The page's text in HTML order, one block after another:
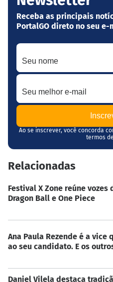
Receba as principais
PortalGO direto no seu e-
Seu nome
Seu melhor e-mail
Ao se inscrever, você concorda
termos
Relacionadas
Festival X Zone reúne vozes
Dragon Ball e One Piece
Ana Paula Rezende é a vice
ao seu candidato. E os
Daniel Vilela destaca